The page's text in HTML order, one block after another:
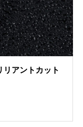
リアントカット